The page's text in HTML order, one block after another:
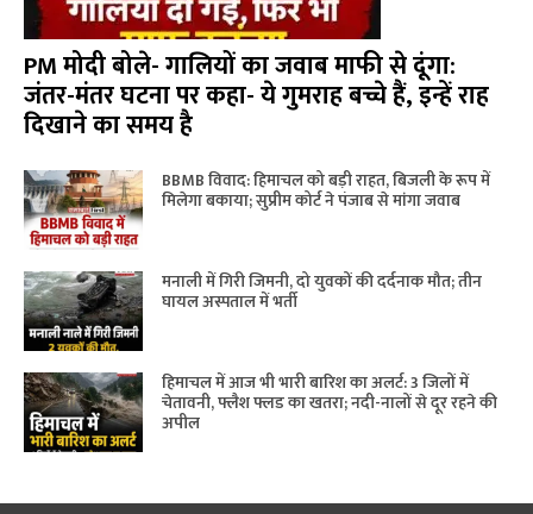
PM मोदी बोले- गालियों का जवाब माफी से दूंगा:
जंतर-मंतर घटना पर कहा- ये गुमराह बच्चे हैं, इन्हें राह
दिखाने का समय है
BBMB विवाद: हिमाचल को बड़ी राहत, बिजली के रूप में
मिलेगा बकाया; सुप्रीम कोर्ट ने पंजाब से मांगा जवाब
मनाली में गिरी जिमनी, दो युवकों की दर्दनाक मौत; तीन
घायल अस्पताल में भर्ती
हिमाचल में आज भी भारी बारिश का अलर्ट: 3 जिलों में
चेतावनी, फ्लैश फ्लड का खतरा; नदी-नालों से दूर रहने की
अपील